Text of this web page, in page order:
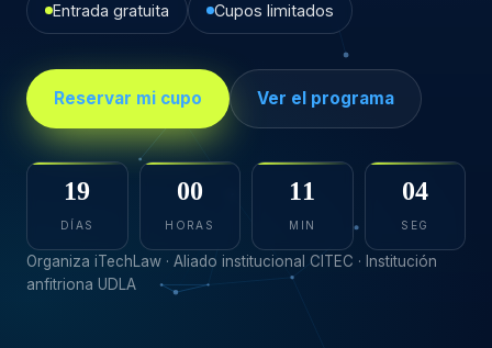
Entrada gratuita Cupos limitados
Reservar mi cupo Ver el programa
19
DÍAS
00
HORAS
11
MIN
02
SEG
Organiza iTechLaw · Aliado institucional CITEC · Institución
anfitriona UDLA